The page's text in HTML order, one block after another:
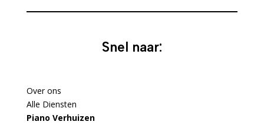
Snel naar:
Over ons
Alle Diensten
Piano Verhuizen